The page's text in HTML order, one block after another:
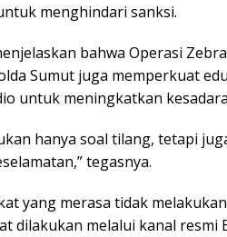
menghindari sanksi.
bahwa Operasi
Sumut juga memperkuat
untuk meningkatkan
hanya soal tilang, tetapi
tegasnya.
yang merasa tidak
dilakukan melalui kanal resmi